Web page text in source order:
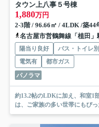
タウン上八事５号棟
1,880万円
2-3階 / 96.66㎡ / 4LDK /築44
名古屋市営鶴舞線「植田」
陽当り良好 バス・トイレ別
電気有
都市ガス
パノラマ
約13.2帖のLDKに加え、和室1
は、ご家族の多い世帯にもぴ